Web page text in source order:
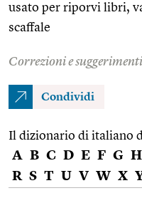
usato per riporvi libri,
scaffale
Correzioni e suggerimenti
Condividi
Il dizionario di italiano
A B C D E F G H
R S T U V W X